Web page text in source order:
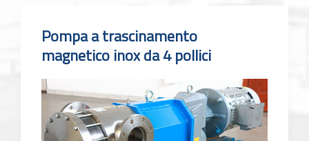
Pompa a trascinamento
magnetico inox da 4 pollici